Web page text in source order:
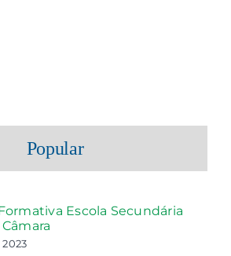
Popular
Escola Secundária